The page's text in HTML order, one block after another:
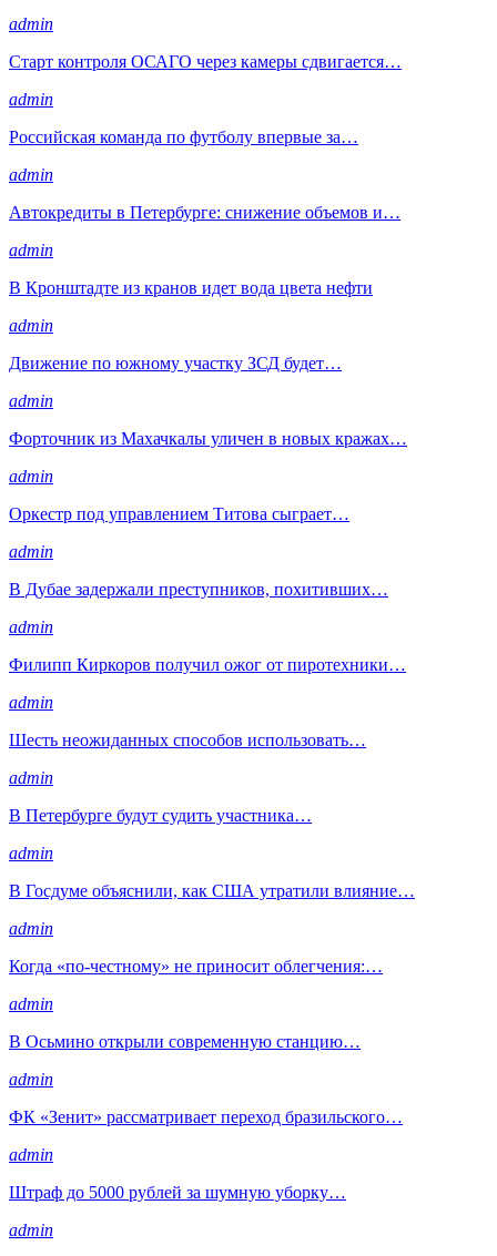
admin
Старт контроля ОСАГО через камеры сдвигается…
admin
Российская команда по футболу впервые за…
admin
Автокредиты в Петербурге: снижение объемов и…
admin
В Кронштадте из кранов идет вода цвета нефти
admin
Движение по южному участку ЗСД будет…
admin
Форточник из Махачкалы уличен в новых кражах…
admin
Оркестр под управлением Титова сыграет…
admin
В Дубае задержали преступников, похитивших…
admin
Филипп Киркоров получил ожог от пиротехники…
admin
Шесть неожиданных способов использовать…
admin
В Петербурге будут судить участника…
admin
В Госдуме объяснили, как США утратили влияние…
admin
Когда «по-честному» не приносит облегчения:…
admin
В Осьмино открыли современную станцию…
admin
ФК «Зенит» рассматривает переход бразильского…
admin
Штраф до 5000 рублей за шумную уборку…
admin